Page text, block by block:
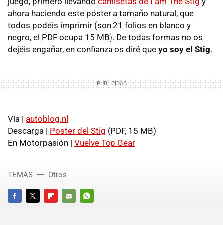
ahora haciendo este póster a tamaño natural, que
todos podéis imprimir (son 21 folios en blanco y
negro, el PDF ocupa 15 MB). De todas formas no os
dejéis engañar, en confianza os diré que yo soy el Stig.
Vía | autoblog.nl
Descarga | Poster del Stig (PDF, 15 MB)
En Motorpasión | Vuelve Top Gear
FACEBOOKTWITTERFLIPBOARD
E-
WHATSAPP
TEMAS Otros